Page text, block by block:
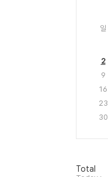
일
2
9
16
23
30
방
Total